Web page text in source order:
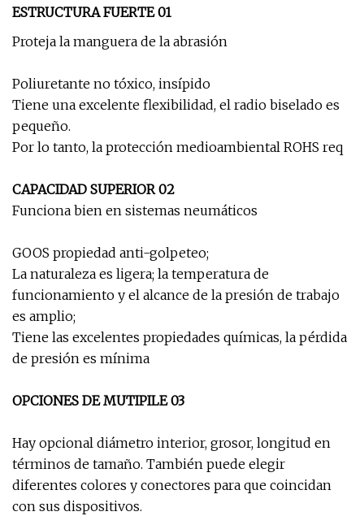
ESTRUCTURA FUERTE 01
Proteja la manguera de la abrasión
Poliuretante no tóxico, insípido
Tiene una excelente flexibilidad, el radio biselado es
pequeño.
Por lo tanto, la protección medioambiental ROHS req
CAPACIDAD SUPERIOR 02
Funciona bien en sistemas neumáticos
GOOS propiedad anti-golpeteo;
La naturaleza es ligera; la temperatura de
funcionamiento y el alcance de la presión de trabajo
es amplio;
Tiene las excelentes propiedades químicas, la pérdida
de presión es mínima
OPCIONES DE MUTIPILE 03
Hay opcional diámetro interior, grosor, longitud en
términos de tamaño. También puede elegir
diferentes colores y conectores para que coincidan
con sus dispositivos.